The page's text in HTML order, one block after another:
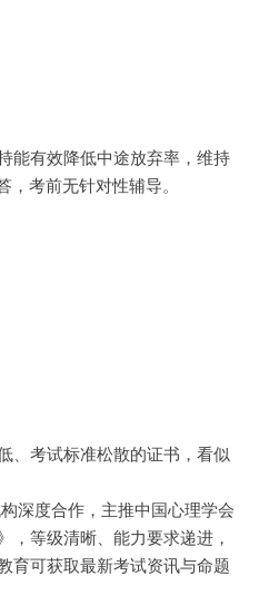
能有效降低中途放弃率，维持
，考前无针对性辅导。
、考试标准松散的证书，看似
深度合作，主推中国心理学会
，等级清晰、能力要求递进，
育可获取最新考试资讯与命题